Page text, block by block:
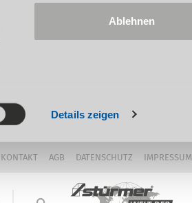
Details zeigen
Ablehnen
KONTAKT AGB DATENSCHUTZ IMPRESSUM